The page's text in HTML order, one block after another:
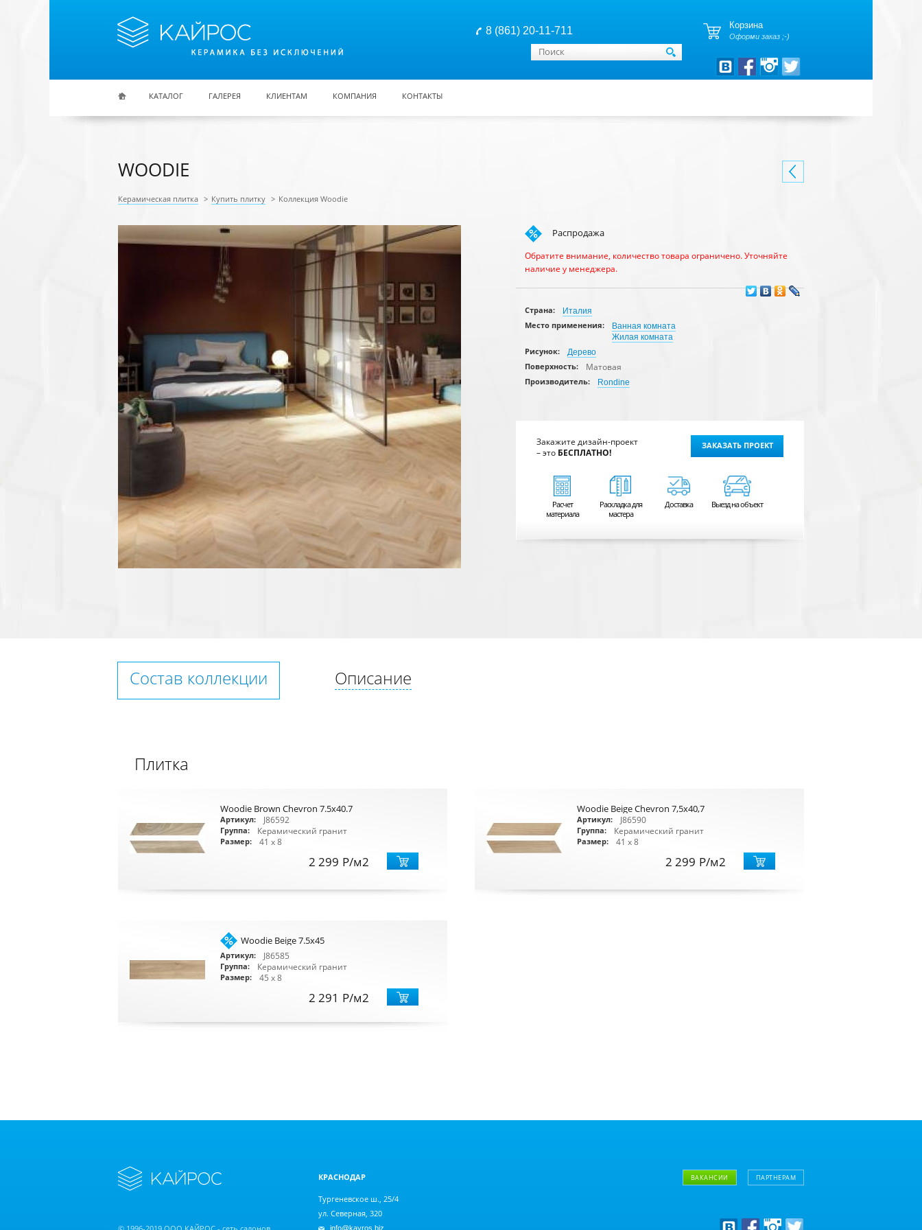
8 (861) 20-11-711 Корзина
Оформи заказ ;-)
Форма поиска
Поиск
КАТАЛОГ ГАЛЕРЕЯ КЛИЕНТАМ КОМПАНИЯ КОНТАКТЫ
WOODIE
Керамическая плитка > Купить плитку > Коллекция Woodie
Распродажа
Обратите внимание, количество товара ограничено. Уточняйте
наличие у менеджера.
Страна:
Италия
Место применения:
Ванная комната
Жилая комната
Рисунок:
Дерево
Поверхность:
Матовая
Производитель: Rondine
Закажите дизайн-проект
– это БЕСПЛАТНО!
ЗАКАЗАТЬ ПРОЕКТ
Расчет
материала
Раскладка для
мастера
Доставка Выезд на объект
Состав коллекции Описание
Плитка
Woodie Brown Chevron 7.5x40.7
Артикул: J86592
Группа: Керамический гранит
Размер: 41 x 8
2 299 Р/м2
Woodie Beige Chevron 7,5x40,7
Артикул: J86590
Группа: Керамический гранит
Размер: 41 x 8
2 299 Р/м2
Woodie Beige 7.5x45
Артикул: J86585
Группа: Керамический гранит
Размер: 45 x 8
2 291 Р/м2
КРАСНОДАР
Тургеневское ш., 25/4
ул. Северная, 320
info@kayros.biz
ВАКАНСИИ ПАРТНЕРАМ